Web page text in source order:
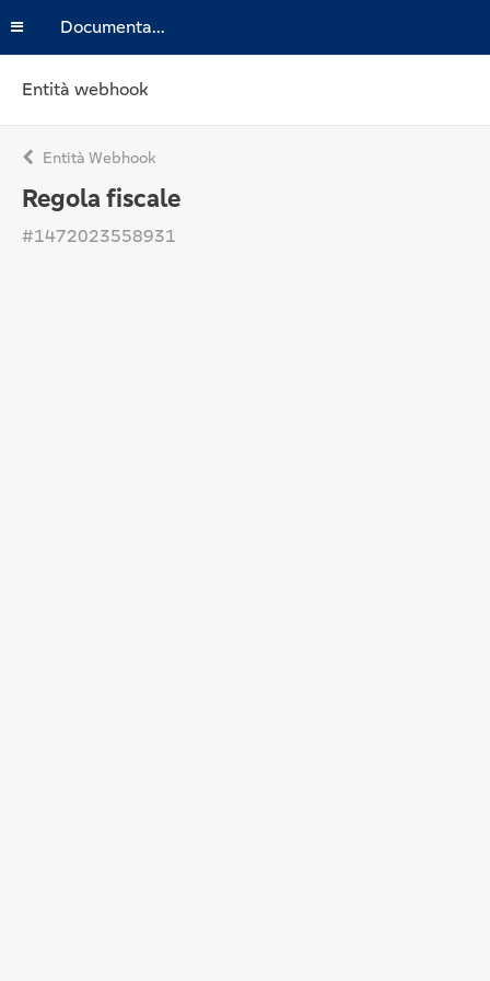
Documentazione
Entità webhook
Entità Webhook
Regola fiscale
#1472023558931